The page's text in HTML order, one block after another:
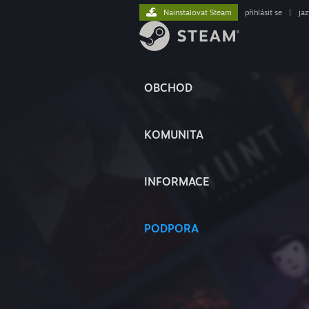
OBCHOD
KOMUNITA
INFORMACE
PODPORA
Nainstalovat Steam přihlásit se